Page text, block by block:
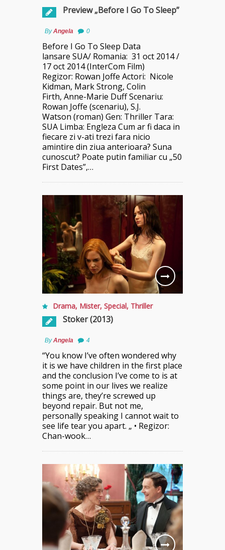
Preview „Before I Go To Sleep”
ByAngela 0
Before I Go To Sleep Data
lansare SUA/ Romania: 31 oct 2014 /
17 oct 2014 (InterCom Film)
Regizor: Rowan Joffe Actori: Nicole
Kidman, Mark Strong, Colin
Firth, Anne-Marie Duff Scenariu:
Rowan Joffe (scenariu), S.J.
Watson (roman) Gen: Thriller Tara:
SUA Limba: Engleza Cum ar fi daca in
fiecare zi v-ati trezi fara nicio
amintire din ziua anterioara? Suna
cunoscut? Poate putin familiar cu „50
First Dates”,…
Drama, Mister, Special, Thriller
Stoker (2013)
ByAngela 4
“You know I’ve often wondered why
it is we have children in the first place
and the conclusion I’ve come to is at
some point in our lives we realize
things are, they’re screwed up
beyond repair. But not me,
personally speaking I cannot wait to
see life tear you apart. „ • Regizor:
Chan-wook…